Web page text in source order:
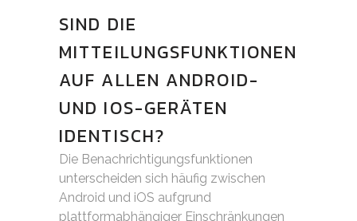
SIND DIE
MITTEILUNGSFUNKTIONEN
AUF ALLEN ANDROID-
UND IOS-GERÄTEN
IDENTISCH?
Die Benachrichtigungsfunktionen
unterscheiden sich häufig zwischen
Android und iOS aufgrund
plattformabhängiger Einschränkungen